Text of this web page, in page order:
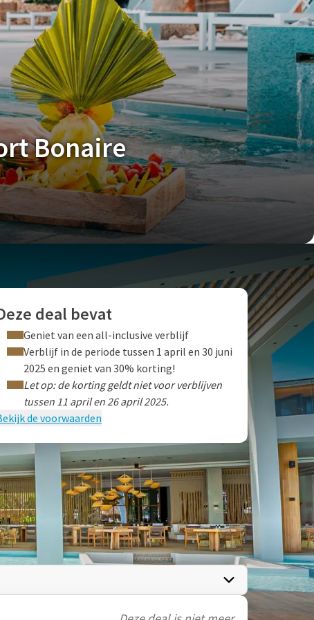
Bonaire
deal bevat
Geniet van een all-inclusive verblijf
Verblijf in de periode tussen 1 april en 30 juni
2025 en geniet van 30% korting!
Let op: de korting geldt niet voor verblijven
tussen 11 april en 26 april 2025.
de voorwaarden